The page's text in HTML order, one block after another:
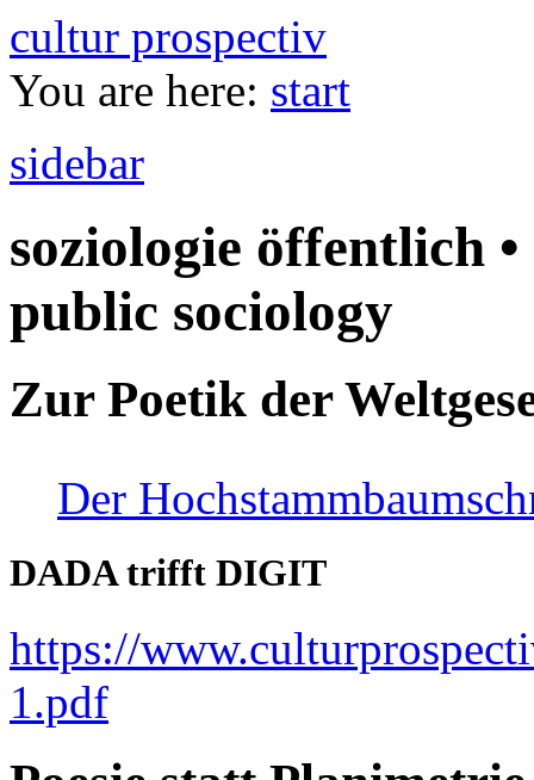
cultur prospectiv
You are here: start
sidebar
soziologie öffentlich
public sociology
Zur Poetik der
Der
DADA trifft DIGIT
https://
1.pdf